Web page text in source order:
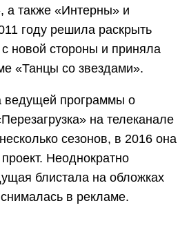
а также «Интерны» и
году решила раскрыть
новой стороны и приняла
«Танцы со звездами».
программы о
на телеканале
сезонов, в 2016 она
Неоднократно
блистала на обложках
в рекламе.